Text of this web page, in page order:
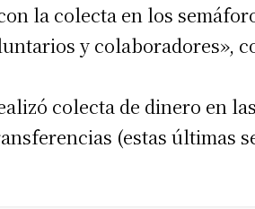
la colecta en los
y colaboradores»,
colecta de dinero en
(estas últimas